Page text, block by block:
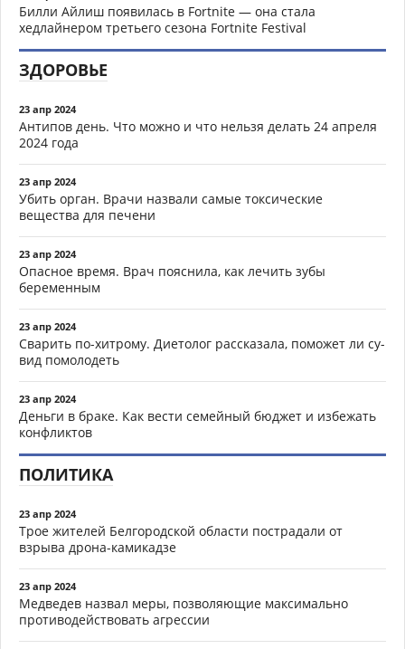
Билли Айлиш появилась в Fortnite — она стала
хедлайнером третьего сезона Fortnite Festival
ЗДОРОВЬЕ
23 апр 2024
Антипов день. Что можно и что нельзя делать 24 апреля
2024 года
23 апр 2024
Убить орган. Врачи назвали самые токсические
вещества для печени
23 апр 2024
Опасное время. Врач пояснила, как лечить зубы
беременным
23 апр 2024
Сварить по-хитрому. Диетолог рассказала, поможет ли су-
вид помолодеть
23 апр 2024
Деньги в браке. Как вести семейный бюджет и избежать
конфликтов
ПОЛИТИКА
23 апр 2024
Трое жителей Белгородской области пострадали от
взрыва дрона-камикадзе
23 апр 2024
Медведев назвал меры, позволяющие максимально
противодействовать агрессии